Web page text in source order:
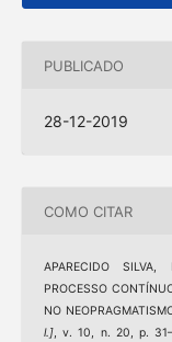
PUBLICADO
28-12-2019
COMO CITAR
APARECIDO SILVA,
PROCESSO
NO
l.], v. 10, n. 20, p.